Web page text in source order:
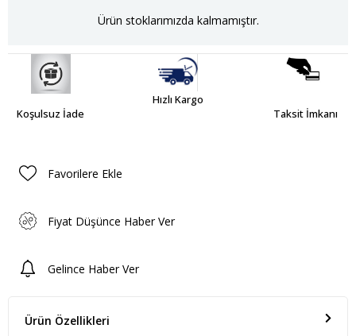
Ürün stoklarımızda kalmamıştır.
Koşulsuz İade
Hızlı Kargo
Taksit İmkanı
Favorilere Ekle
Fiyat Düşünce Haber Ver
Gelince Haber Ver
Ürün Özellikleri